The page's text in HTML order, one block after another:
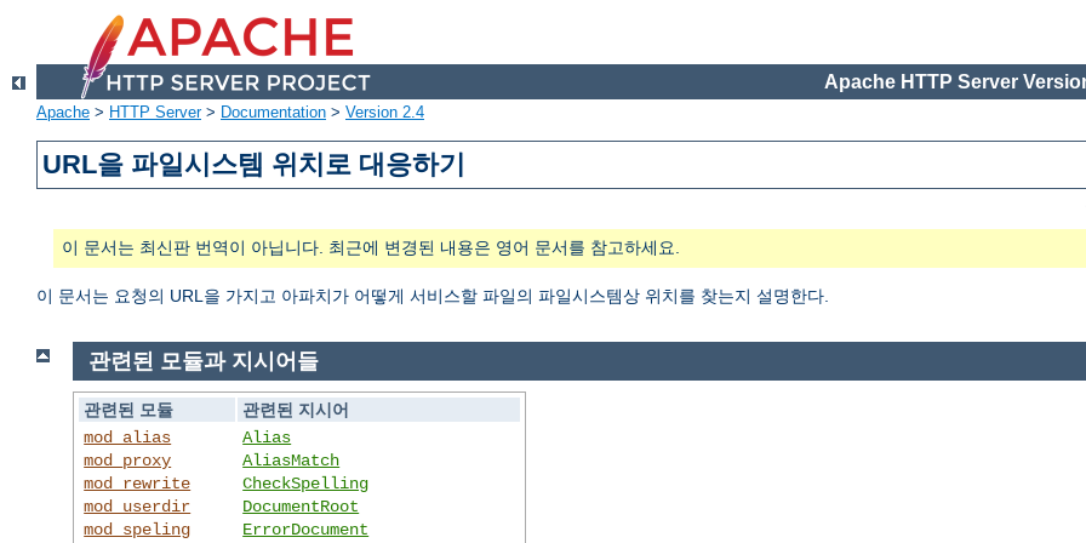
Apache HTTP Server
Apache > HTTP Server> Documentation > Version 2.4
URL을 파일시스템 위치로 대응하기
이 문서는 최신판 번역이 아닙니다. 최근에 변경된 내용은 영어 문서를 참고하세요.
이 문서는 요청의 URL을 가지고 아파치가 어떻게 서비스할 파일의 파일시스템상 위치를 찾는지 설명한다.
관련된 모듈과 지시어들
관련된 모듈
관련된 지시어
mod_alias
mod_proxy
mod_rewrite
mod_userdir
mod_speling
Alias
AliasMatch
CheckSpelling
DocumentRoot
ErrorDocument